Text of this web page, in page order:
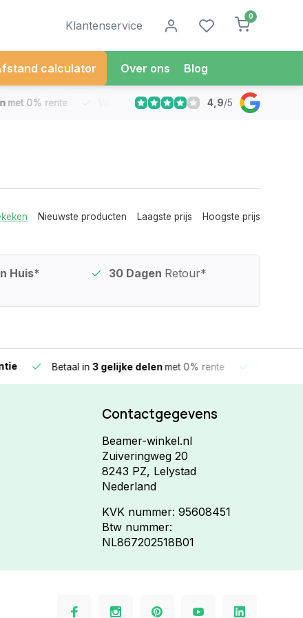
Klantenservice
0
calculator Over ons Blog
0% rente Vandaag besteldMorgen in Huis*
4,9/5
Nieuwste producten Laagste prijs Hoogste prijs
Huis* 30 Dagen Retour*
Betaal in3 gelijke delenmet 0% rente Vandaag
Contactgegevens
Beamer-winkel.nl
Zuiveringweg 20
8243 PZ, Lelystad
Nederland
KVK nummer: 95608451
Btw nummer:
NL867202518B01